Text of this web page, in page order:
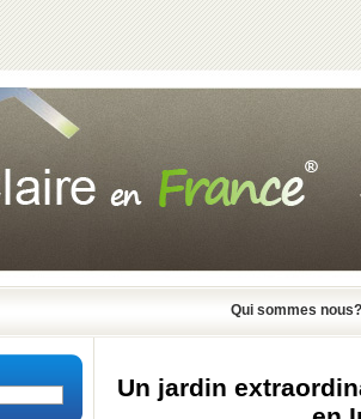
Qui sommes nous?
Un jardin